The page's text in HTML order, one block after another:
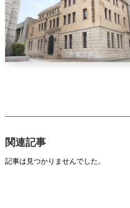
関連記事
記事は見つかりませんでした。